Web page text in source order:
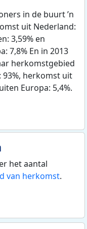
in de buurt ’n
uit Nederland:
3,59% en
7,8% En in 2013
herkomstgebied
herkomst uit
Europa: 5,4%.
het aantal
van herkomst.